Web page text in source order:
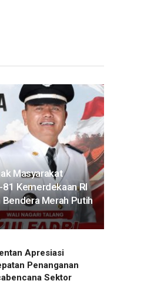
Masyarakat
Kemerdekaan RI
Merah Putih
Apresiasi
Penanganan
Sektor